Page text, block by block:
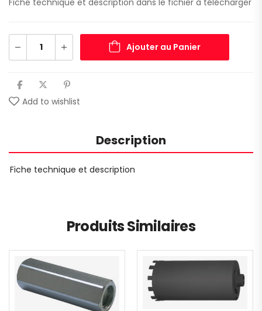
Ajouter au Panier
Add to wishlist
Description
Fiche technique et description
Produits Similaires